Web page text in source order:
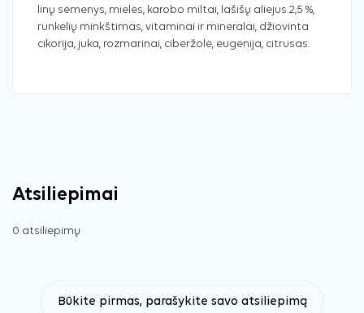
linų sėmenys, mielės, karobo miltai, lašišų aliejus 2,5 %,
runkelių minkštimas, vitaminai ir mineralai, džiovinta
cikorija, juka, rozmarinai, ciberžolė, eugenija, citrusas.
Atsiliepimai
0 atsiliepimų
Būkite pirmas, parašykite savo atsiliepimą